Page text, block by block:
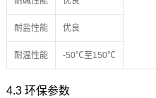
耐盐性能 优良
耐温性能 -50℃至150℃
4.3 环保参数